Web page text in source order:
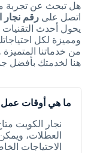
هل تبحث عن تجربة
اتصل على رقم نجار
يحول أحدث
ومميزة لكل
من خدماتنا
هنا لخدمتك بأفضل
ما هي أوقات عمل
نجار الكويت
العطلات،
الاحتياجات